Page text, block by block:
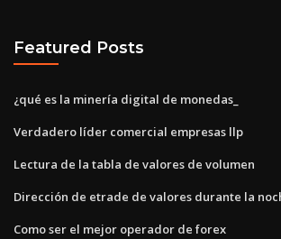
Featured Posts
¿qué es la minería digital de monedas_
Verdadero líder comercial empresas llp
Lectura de la tabla de valores de volumen
Dirección de etrade de valores durante la
Como ser el mejor operador de forex